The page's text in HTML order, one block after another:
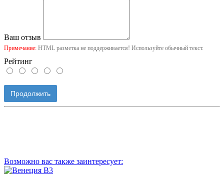
Ваш отзыв
Примечание: HTML разметка не поддерживается! Используйте обычный текст.
Рейтинг
Продолжить
Возможно вас также заинтересует: